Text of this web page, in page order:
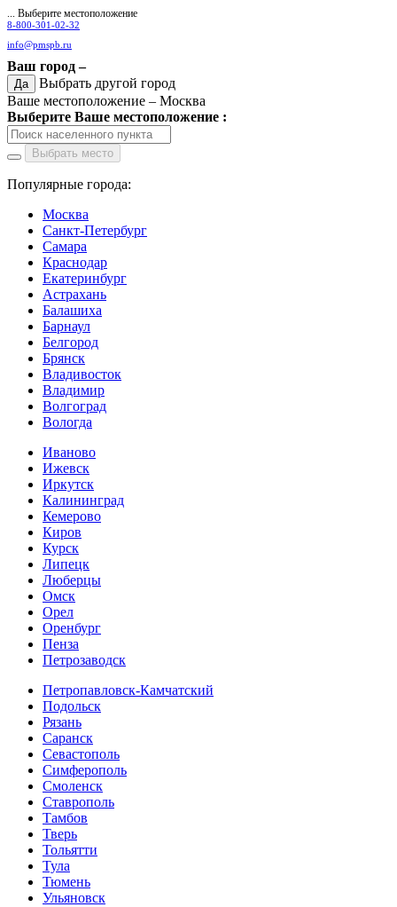
... Выберите местоположение
8-800-301-02-32
info@pmspb.ru
Ваш город –
Да
Выбрать другой город
Ваше местоположение – Москва
Выберите Ваше местоположение :
Выбрать место
Популярные города:
Москва
Санкт-Петербург
Самара
Краснодар
Екатеринбург
Астрахань
Балашиха
Барнаул
Белгород
Брянск
Владивосток
Владимир
Волгоград
Вологда
Иваново
Ижевск
Иркутск
Калининград
Кемерово
Киров
Курск
Липецк
Люберцы
Омск
Орел
Оренбург
Пенза
Петрозаводск
Петропавловск-Камчатский
Подольск
Рязань
Саранск
Севастополь
Симферополь
Смоленск
Ставрополь
Тамбов
Тверь
Тольятти
Тула
Тюмень
Ульяновск